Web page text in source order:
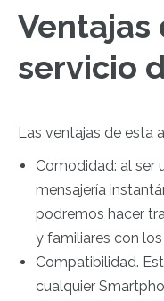
Ventajas
servicio
Las ventajas de esta
Comodidad: al ser
mensajería
podremos hacer
y familiares con
Compatibilidad.
cualquier